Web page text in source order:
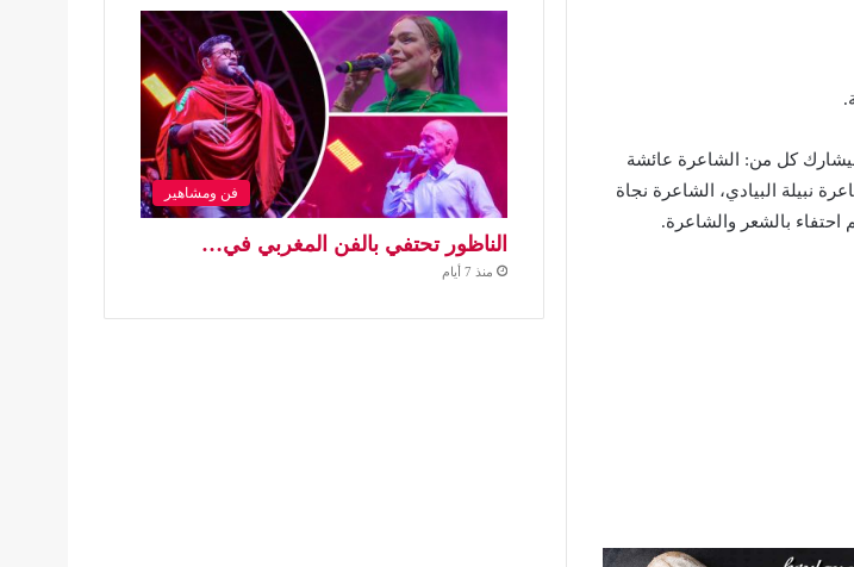
سيشارك كل من: الشاعرة عائشة
نبيلة البيادي، الشاعرة نجاة
بالشعر والشاعرة.
فن ومشاهير
الناظور تحتفي بالفن المغربي في…
منذ 7 أيام